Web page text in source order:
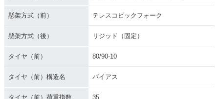
懸架方式（前） テレスコピックフォーク
懸架方式（後） リジッド（固定）
タイヤ（前） 80/90-10
タイヤ（前）構造名 バイアス
タイヤ（前）荷重指数 35